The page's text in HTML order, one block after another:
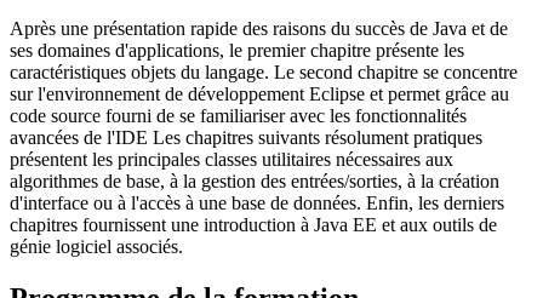
Après une présentation rapide des raisons du succès de Java et de
ses domaines d'applications, le premier chapitre présente les
caractéristiques objets du langage. Le second chapitre se concentre
sur l'environnement de développement Eclipse et permet grâce au
code source fourni de se familiariser avec les fonctionnalités
avancées de l'IDE Les chapitres suivants résolument pratiques
présentent les principales classes utilitaires nécessaires aux
algorithmes de base, à la gestion des entrées/sorties, à la création
d'interface ou à l'accès à une base de données. Enfin, les derniers
chapitres fournissent une introduction à Java EE et aux outils de
génie logiciel associés.